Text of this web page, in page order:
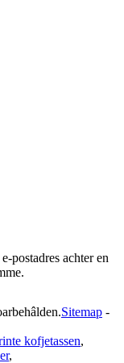
postadres achter en
Sitemap -
kofjetassen,
,